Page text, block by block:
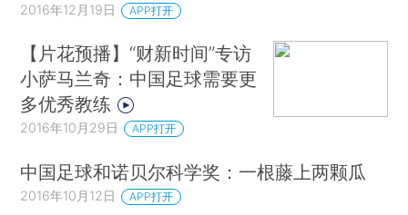
2016年12月19日 APP打开
【片花预播】“财新时间”专访
小萨马兰奇：中国足球需要更
多优秀教练
2016年10月29日 APP打开
中国足球和诺贝尔科学奖：一根藤上两颗瓜
2016年10月12日 APP打开